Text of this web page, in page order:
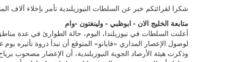
شكرا لقرائتكم خبر عن السلطات النيوزيلندية تأمر بإخلاء آلاف
متابعة الخليج الان - ابوظبي - ولينغتون -وام
أعلنت السلطات في نيوزيلندا، اليوم، حالة الطوارئ في عدة
لوصول الإعصار المداري «فايانو» المتوقع أن تبدأ ذروة تأثيره يوم